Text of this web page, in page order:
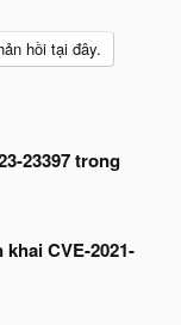
hồi tại đây.
23397 trong
CVE-2021-